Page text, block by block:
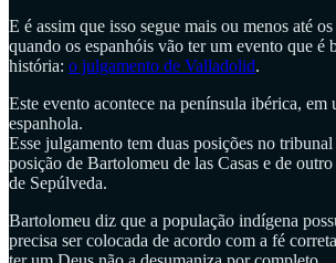
E é assim que isso segue mais ou menos até
quando os espanhóis vão ter um evento que é
história: o julgamento de Valladolid.
Este evento acontece na península ibérica, em
espanhola.
Esse julgamento tem duas posições no
posição de Bartolomeu de las Casas e de
de Sepúlveda.
Bartolomeu diz que a população indígena
precisa ser colocada de acordo com a fé